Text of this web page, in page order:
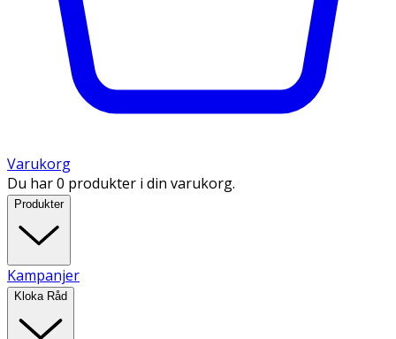
Varukorg
Du har 0 produkter i din varukorg.
Produkter
Kampanjer
Kloka Råd